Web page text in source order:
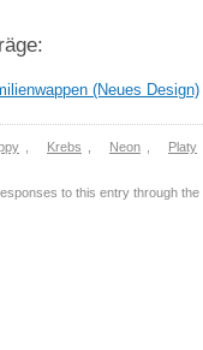
(Neues Design)
Krebs Neon Platy
to this entry through the